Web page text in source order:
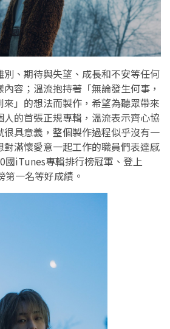
、期待與失望、成長和不安等任何
容；溫流抱持著「無論發生何事，
」的想法而製作，希望為聽眾帶來
的首張正規專輯，溫流表示齊心協
具意義，整個製作過程似乎沒有一
滿懷愛意一起工作的職員們表達感
國iTunes專輯排行榜冠軍、登上
一名等好成績。